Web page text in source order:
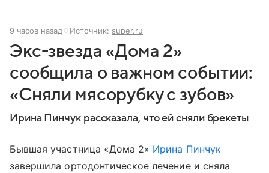
9 часов назад Источник: super.ru
Экс-звезда «Дома 2»
сообщила о важном событии:
«Сняли мясорубку с зубов»
Ирина Пинчук рассказала, что ей сняли брекеты
Бывшая участница «Дома 2» Ирина Пинчук
завершила ортодонтическое лечение и сняла